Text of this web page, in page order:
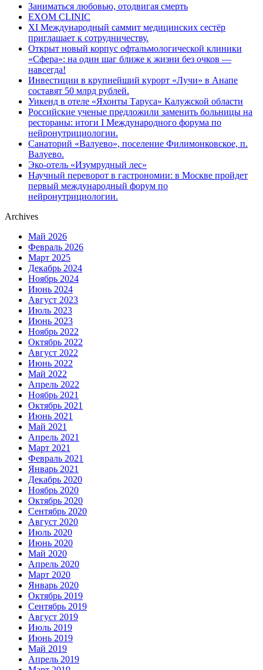
Заниматься любовью, отодвигая смерть
EXOM CLINIC
XI Международный саммит медицинских сестёр
приглашает к сотрудничеству.
Открыт новый корпус офтальмологической клиники
«Сфера»: на один шаг ближе к жизни без очков —
навсегда!
Инвестиции в крупнейший курорт «Лучи» в Анапе
составят 50 млрд рублей.
Уикенд в отеле «Яхонты Таруса» Калужской области
Российские ученые предложили заменить больницы на
рестораны: итоги I Международного форума по
нейронутрициологии.
Санаторий «Валуево», поселение Филимонковское, п.
Валуево.
Эко-отель «Изумрудный лес»
Научный переворот в гастрономии: в Москве пройдет
первый международный форум по
нейронутрициологии.
Archives
Май 2026
Февраль 2026
Март 2025
Декабрь 2024
Ноябрь 2024
Июнь 2024
Август 2023
Июль 2023
Июнь 2023
Ноябрь 2022
Октябрь 2022
Август 2022
Июнь 2022
Май 2022
Апрель 2022
Ноябрь 2021
Октябрь 2021
Июнь 2021
Май 2021
Апрель 2021
Март 2021
Февраль 2021
Январь 2021
Декабрь 2020
Ноябрь 2020
Октябрь 2020
Сентябрь 2020
Август 2020
Июль 2020
Июнь 2020
Май 2020
Апрель 2020
Март 2020
Январь 2020
Октябрь 2019
Сентябрь 2019
Август 2019
Июль 2019
Июнь 2019
Май 2019
Апрель 2019